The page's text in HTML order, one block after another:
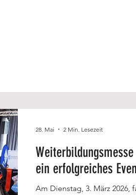
Weiterbildungsmesse Essen
ein erfolgreiches
Am Dienstag, 3. März 2026,
28. Mai 2 Min. Lesezeit